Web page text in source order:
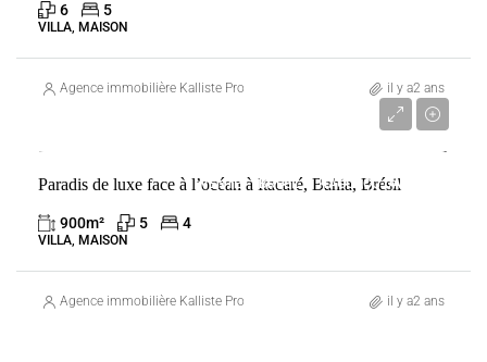
6 5
VILLA, MAISON
Agence immobilière Kalliste Properties il y a2 ans
VENTE BRÉSIL ITAGUAÇU DA BAHIA
Paradis de luxe face à l’océan à Itacaré, Bahia, Brésil
900m² 5 4
VILLA, MAISON
Agence immobilière Kalliste Properties il y a2 ans